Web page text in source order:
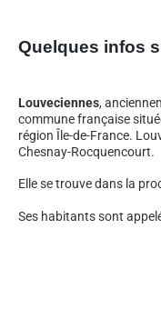
Quelques infos
Louveciennes,
commune française
région Île-de-France.
Chesnay-Rocquencourt.
Elle se trouve dans la
Ses habitants sont